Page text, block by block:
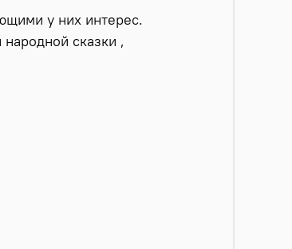
у них интерес.
сказки ,